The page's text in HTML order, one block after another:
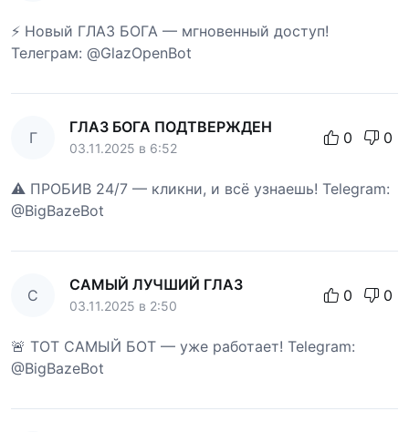
⚡ Новый ГЛАЗ БОГА — мгновенный доступ!
Телеграм: @GlazOpenBot
Г
ГЛАЗ БОГА ПОДТВЕРЖДЕН
03.11.2025 в 6:52
0 0
⚠️ ПРОБИВ 24/7 — кликни, и всё узнаешь! Telegram:
@BigBazeBot
С
САМЫЙ ЛУЧШИЙ ГЛАЗ
03.11.2025 в 2:50
0 0
🚨 ТОТ САМЫЙ БОТ — уже работает! Telegram:
@BigBazeBot